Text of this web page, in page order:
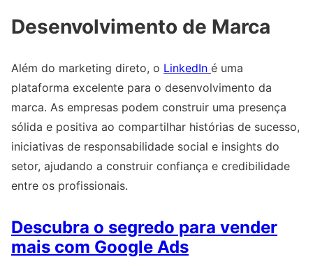
Desenvolvimento de Marca
Além do marketing direto, o LinkedIn é uma
plataforma excelente para o desenvolvimento da
marca. As empresas podem construir uma presença
sólida e positiva ao compartilhar histórias de sucesso,
iniciativas de responsabilidade social e insights do
setor, ajudando a construir confiança e credibilidade
entre os profissionais.
Descubra o segredo para vender
mais com Google Ads